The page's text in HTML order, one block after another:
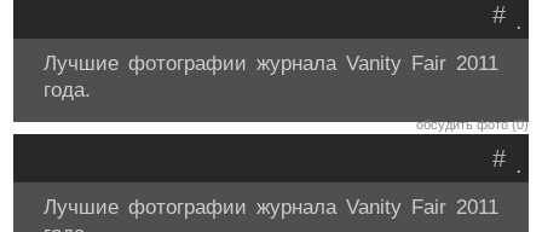
.
#
Лучшие фотографии журнала Vanity Fair 2011
года.
обсудить фото (0)
.
#
Лучшие фотографии журнала Vanity Fair 2011